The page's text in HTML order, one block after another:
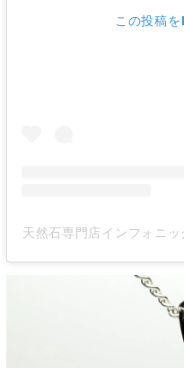
この投稿
天然石専門店インフォニ